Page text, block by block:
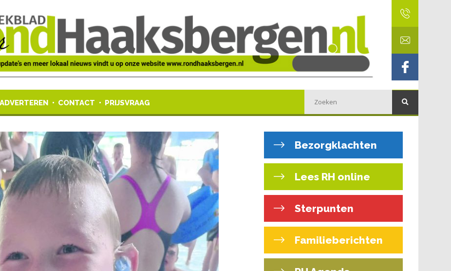
ADVERTEREN CONTACT PRIJSVRAAG
Bezorgklachten
Lees RH online
Sterpunten
Familieberichten